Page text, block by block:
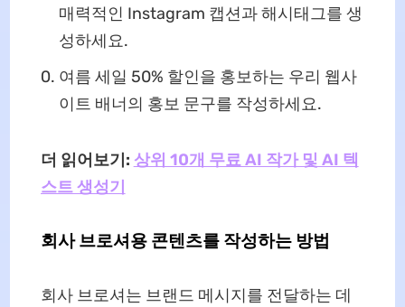
매력적인 Instagram 캡션과 해시태그를 생
성하세요.
여름 세일 50% 할인을 홍보하는 우리 웹사
이트 배너의 홍보 문구를 작성하세요.
더 읽어보기: 상위 10개 무료 AI 작가 및 AI 텍
스트 생성기
회사 브로셔용 콘텐츠를 작성하는 방법
회사 브로셔는 브랜드 메시지를 전달하는 데